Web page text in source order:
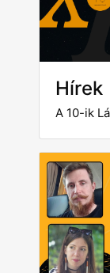
Hírek
A 10-ik